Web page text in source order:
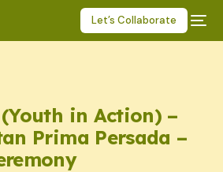
Let’s Collaborate
in Action) –
Prima Persada –